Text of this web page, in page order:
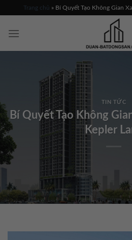
content
Trang chủ » Bí Quyết Tạo Không Gian
TIN TỨC
Bí Quyết Tạo Không
Kepler